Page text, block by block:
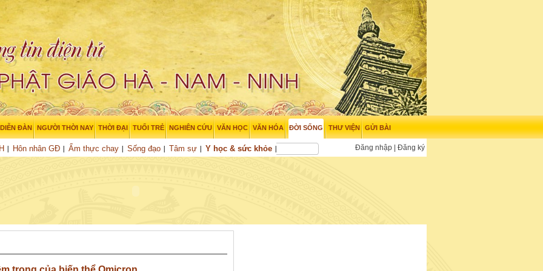
DIỄN ĐÀN NGƯỜI THỜI NAY THỜI ĐẠI TUỔI TRẺ NGHIÊN CỨU VĂN HỌC VĂN HÓA ĐỜI SỐNG
Hôn nhân GĐ Ẩm thực chay Sống đạo Tâm sự Y học & sức khỏe
THƯ VIỆN GỬI BÀI
Đăng nhập Đăng ký